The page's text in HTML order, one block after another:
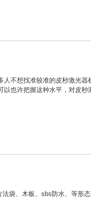
不想找准较准的皮秒激光
也许把握这种水平，对皮
袋、木板、sbs防水、等形